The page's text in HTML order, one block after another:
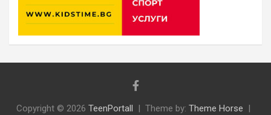
Copyright © 2026 TeenPortall Theme by: Theme Horse